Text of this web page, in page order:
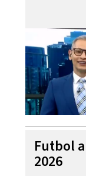
Futbol
2026